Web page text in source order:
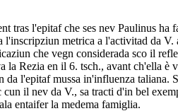
tras l'epitaf che ses nev Paulinus ha
l'inscripziun metrica a l'activitad da V.
che vegn considerada sco il
la Rezia en il 6. tsch., avant ch'ella è
l'epitaf mussa in'influenza taliana.
cun il nev da V., sa tracti d'in bel
entaifer la medema famiglia.